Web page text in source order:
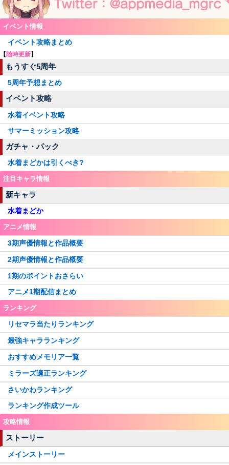
イベント情報
イベント攻略まとめ
【 随時更新】
もうすぐ5周年
5周年予想まとめ
イベント攻略
水着イベント攻略
サマーミッション攻略
ガチャ・パック
水着まどかは引くべき?
注目キャラ情報
新キャラ
水着まどか
アニメ情報
3期声優情報と作品概要
2期声優情報と作品概要
1期のポイントおさらい
アニメ1期配信まとめ
ランキング
リセマラ当たりランキング
最強キャラランキング
おすすめメモリア一覧
ミラーズ適正ランキング
さいかわランキング
ランキング作成ツール
攻略情報
ストーリー
メインストーリー